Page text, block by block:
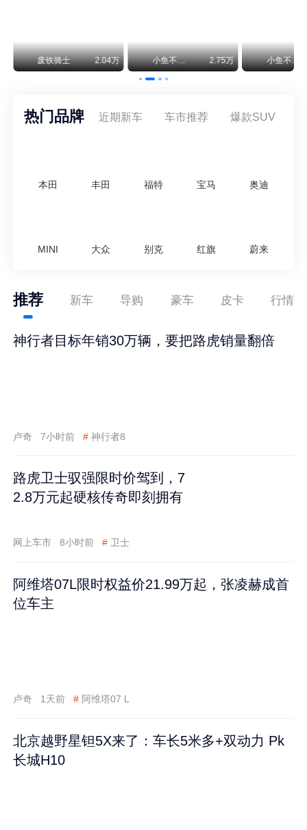
小鱼不刹车 1.92万 小鱼不刹车 1.58万 安定洞察
热门品牌 近期新车 车市推荐 爆款SUV
本田 丰田 福特 宝马 奥迪
MINI 大众 别克 红旗 蔚来
推荐 新车 导购 豪车 皮卡 行情
神行者目标年销30万辆，要把路虎销量翻倍
卢奇 7小时前 # 神行者8
路虎卫士驭强限时价驾到，7
2.8万元起硬核传奇即刻拥有
网上车市 8小时前 # 卫士
阿维塔07L限时权益价21.99万起，张凌赫成首
位车主
卢奇 1天前 # 阿维塔07 L
北京越野星钽5X来了：车长5米多+双动力 Pk
长城H10